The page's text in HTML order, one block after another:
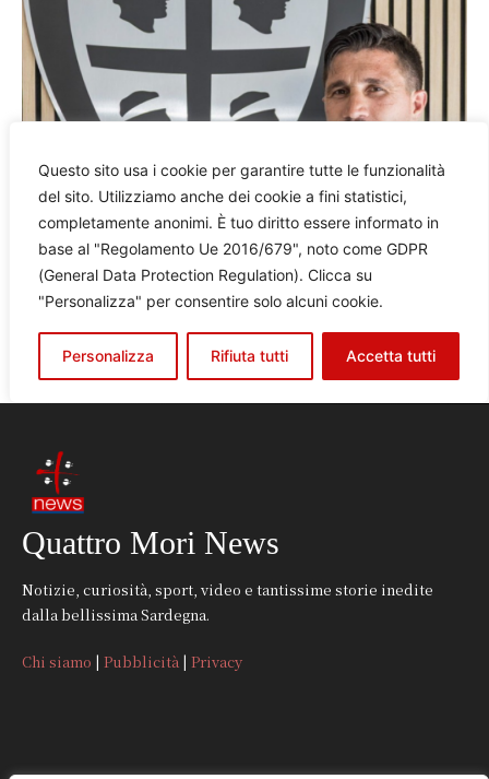
Quattro Mori News
Notizie, curiosità, sport, video e tantissime storie inedite
dalla bellissima Sardegna.
Chi siamo | Pubblicità | Privacy